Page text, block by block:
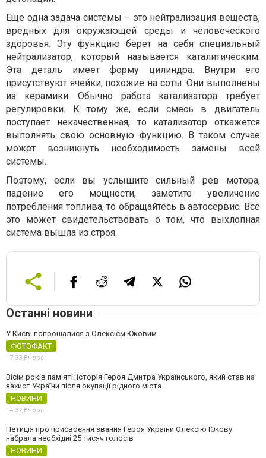
Еще одна задача системы – это нейтрализация веществ,
вредных для окружающей среды и человеческого
здоровья. Эту функцию берет на себя специальный
нейтрализатор, который называется каталитическим.
Эта деталь имеет форму цилиндра. Внутри его
присутствуют ячейки, похожие на соты. Они выполнены
из керамики. Обычно работа катализатора требует
регулировки. К тому же, если смесь в двигатель
поступает некачественная, то катализатор откажется
выполнять свою основную функцию. В таком случае
может возникнуть необходимость замены всей
системы.
Поэтому, если вы услышите сильный рев мотора,
падение его мощности, заметите увеличение
потребления топлива, то обращайтесь в автосервис. Все
это может свидетельствовать о том, что выхлопная
система вышла из строя.
Останні новини
У Києві попрощалися з Олексієм Юковим
ФОТОФАКТ
17:33,Вчора
Вісім років пам'яті: історія Героя Дмитра Українського, який став на
захист України після окупації рідного міста
НОВИНИ
14:37,Вчора
Петиція про присвоєння звання Героя України Олексію Юкову
набрала необхідні 25 тисяч голосів
НОВИНИ